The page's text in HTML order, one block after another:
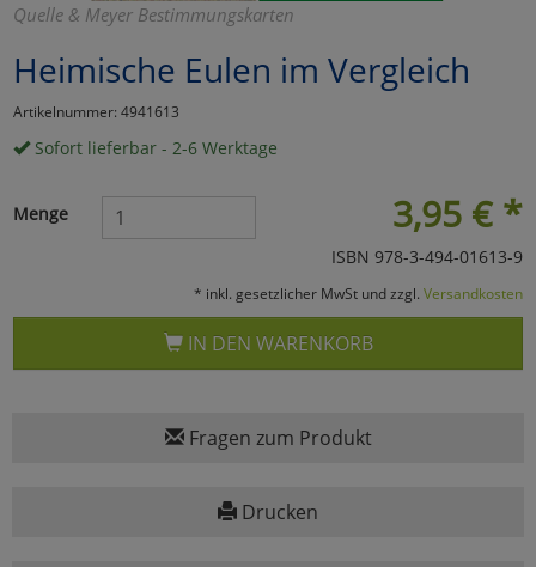
Quelle & Meyer Bestimmungskarten
Heimische Eulen im Vergleich
Artikelnummer: 4941613
Sofort lieferbar - 2-6 Werktage
3,95 € *
Menge
ISBN 978-3-494-01613-9
* inkl. gesetzlicher MwSt und zzgl. Versandkosten
IN DEN WARENKORB
Fragen zum Produkt
Drucken
Umfragetools
Cookies
Alle Akzeptieren
Einstellungen speichern
zurückzu Haupptseite